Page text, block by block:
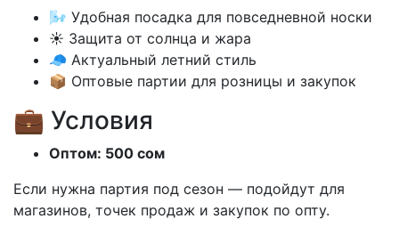
🌬️ Удобная посадка для повседневной носки
☀️ Защита от солнца и жара
🧢 Актуальный летний стиль
📦 Оптовые партии для розницы и закупок
💼 Условия
Оптом: 500 сом
Если нужна партия под сезон — подойдут для
магазинов, точек продаж и закупок по опту.